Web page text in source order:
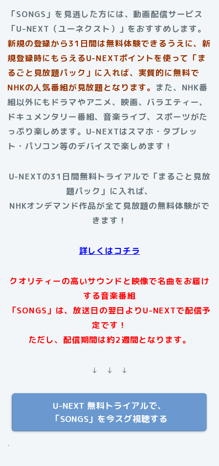
「SONGS」を見逃した方には、動画配信サービス
「U-NEXT（ユーネクスト）」をおすすめします。
新規の登録から31日間は無料体験できるうえに、新
規登録時にもらえるU-NEXTポイントを使って「ま
るごと見放題パック」に入れば、実質的に無料で
NHKの人気番組が見放題となります。 また、NHK番
組以外にもドラマやアニメ、映画、バラエティー、
ドキュメンタリー番組、音楽ライブ、スポーツがた
っぷり楽しめます。U-NEXTはスマホ・タブレッ
ト・パソコン等のデバイスで楽しめます！
U-NEXTの31日間無料トライアルで「まるごと見放
題パック」に入れば、
NHKオンデマンド作品が全て見放題の無料体験がで
きます！
詳しくはコチラ
クオリティーの高いサウンドと映像で名曲をお届け
する音楽番組
「SONGS」は、放送日の翌日よりU-NEXTで配信予
定です！
ただし、配信期間は約2週間となります。
↓ ↓ ↓
U-NEXT 無料トライアルで、
「SONGS」を今スグ視聴する
.